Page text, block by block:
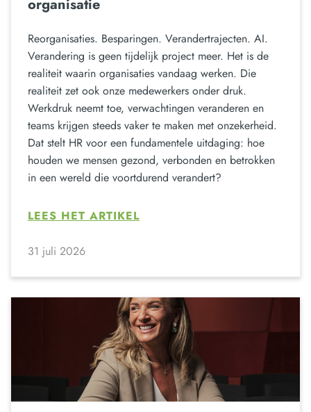
organisatie
Reorganisaties. Besparingen. Verandertrajecten. AI.
Verandering is geen tijdelijk project meer. Het is de
realiteit waarin organisaties vandaag werken. Die
realiteit zet ook onze medewerkers onder druk.
Werkdruk neemt toe, verwachtingen veranderen en
teams krijgen steeds vaker te maken met onzekerheid.
Dat stelt HR voor een fundamentele uitdaging: hoe
houden we mensen gezond, verbonden en betrokken
in een wereld die voortdurend verandert?
LEES HET ARTIKEL
31 juli 2026